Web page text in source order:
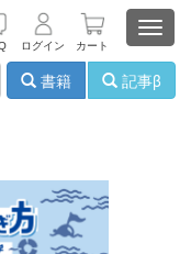
ログイン カート
書籍
記事β